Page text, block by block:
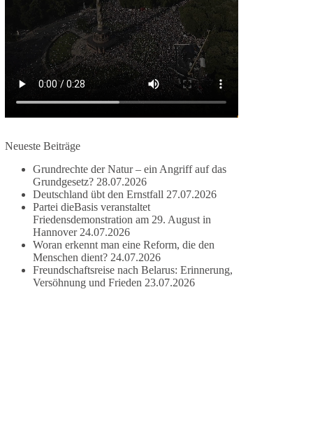
Protokoll einer industriellen Kriegskonferenz:
Neue Milliardenhilfen für die Ukraine, neue
Verpflichtungen für Europa, gigantische
Rüstungsdeals, Ausbau der
Verteidigungsindustrie, Modernisierung der
Streitkräfte, ein klares Bekenntnis zur
besitzen.
Und wo war der Austausch über eine
friedensorientierte Politik?
🟩🟩🟦🟦🟥🟥🟧🟧
dieBasis fordert als einzige Partei in Deutschland
den Austritt aus der NATO. Ein Gipfel, der mehr
nach Rüstungsdeal als nach Friedenspolitik klingt,
wird niemals Sicherheit schaffen, ob nun in
Neueste Beiträge
Grundrechte der Natur – ein Angriff auf das
Grundgesetz? 28.07.2026
Deutschland übt den Ernstfall 27.07.2026
Partei dieBasis veranstaltet
Friedensdemonstration am 29. August in
Hannover 24.07.2026
Woran erkennt man eine Reform, die den
Menschen dient? 24.07.2026
Freundschaftsreise nach Belarus: Erinnerung,
Versöhnung und Frieden 23.07.2026